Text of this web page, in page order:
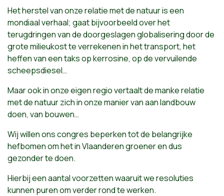
Het herstel van onze relatie met de natuur is een
mondiaal verhaal; gaat bijvoorbeeld over het
terugdringen van de doorgeslagen globalisering door de
grote milieukost te verrekenen in het transport, het
heffen van een taks op kerrosine, op de vervuilende
scheepsdiesel…
Maar ook in onze eigen regio vertaalt de manke relatie
met de natuur zich in onze manier van aan landbouw
doen, van bouwen…
Wij willen ons congres beperken tot de belangrijke
hefbomen om het in Vlaanderen groener en dus
gezonder te doen.
Hierbij een aantal voorzetten waaruit we resoluties
kunnen puren om verder rond te werken.